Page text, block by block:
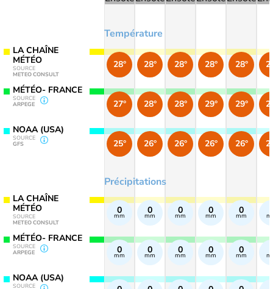
LA CHAÎNE
MÉTÉO
SOURCE
METEO CONSULT
MÉTÉO- FRANCE
SOURCE
ARPEGE
NOAA (USA)
SOURCE
GFS
LA CHAÎNE
MÉTÉO
SOURCE
METEO CONSULT
MÉTÉO- FRANCE
SOURCE
ARPEGE
NOAA (USA)
SOURCE
Température
Précipitations
28°
27°
25°
0
mm
0
mm
28°
28°
26°
0
mm
0
mm
28°
28°
26°
0
mm
0
mm
28°
29°
26°
0
mm
0
mm
28°
29°
26°
0
mm
0
mm